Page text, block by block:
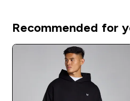
Recommended for